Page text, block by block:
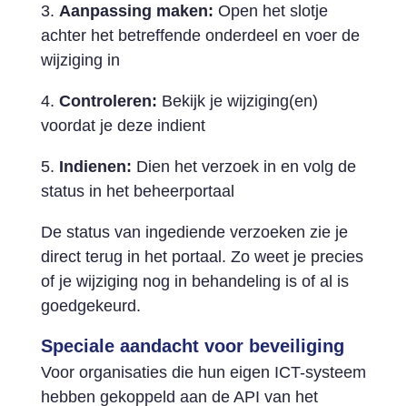
3. Aanpassing maken: Open het slotje
achter het betreffende onderdeel en voer de
wijziging in
4. Controleren: Bekijk je wijziging(en)
voordat je deze indient
5. Indienen: Dien het verzoek in en volg de
status in het beheerportaal
De status van ingediende verzoeken zie je
direct terug in het portaal. Zo weet je precies
of je wijziging nog in behandeling is of al is
goedgekeurd.
Speciale aandacht voor beveiliging
Voor organisaties die hun eigen ICT-systeem
hebben gekoppeld aan de API van het